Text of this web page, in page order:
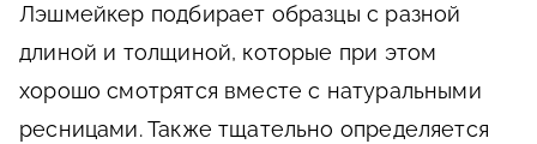
Лэшмейкер подбирает образцы с разной
длиной и толщиной, которые при этом
хорошо смотрятся вместе с натуральными
ресницами. Также тщательно определяется